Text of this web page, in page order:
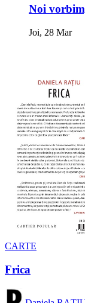
Noi
Joi, 28 Mar
CARTE
Frica